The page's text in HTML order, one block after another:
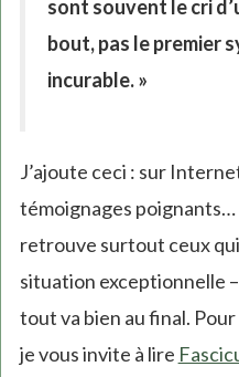
sont souvent le cri
bout, pas le premier
incurable. »
J’ajoute ceci : sur
témoignages poignants…
retrouve surtout ceux
situation exceptionnelle
tout va bien au final.
je vous invite à lire